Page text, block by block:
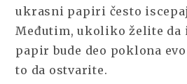
ukrasni papiri često
Međutim, ukoliko želite da
papir bude deo poklona
to da ostvarite.